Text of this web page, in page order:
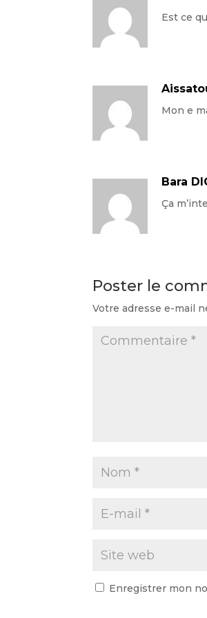
Est ce
Mon e
Bara
Ça
Poster le
Votre adresse e-mail
Enregistrer mon